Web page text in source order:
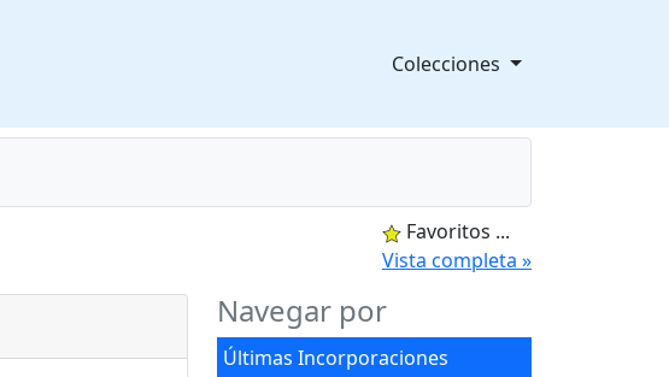
Colecciones
menú desplegable
Favoritos ...
Vista completa »
Navegar por
Últimas Incorporaciones